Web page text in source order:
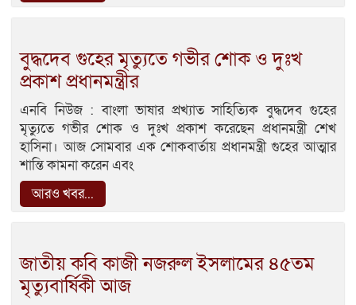
বুদ্ধদেব গুহের মৃত্যুতে গভীর শোক ও দুঃখ
প্রকাশ প্রধানমন্ত্রীর
এনবি নিউজ : বাংলা ভাষার প্রখ্যাত সাহিত্যিক বুদ্ধদেব গুহের
মৃত্যুতে গভীর শোক ও দুঃখ প্রকাশ করেছেন প্রধানমন্ত্রী শেখ
হাসিনা। আজ সোমবার এক শোকবার্তায় প্রধানমন্ত্রী গুহের আত্মার
শান্তি কামনা করেন এবং
আরও খবর...
জাতীয় কবি কাজী নজরুল ইসলামের ৪৫তম
মৃত্যুবার্ষিকী আজ